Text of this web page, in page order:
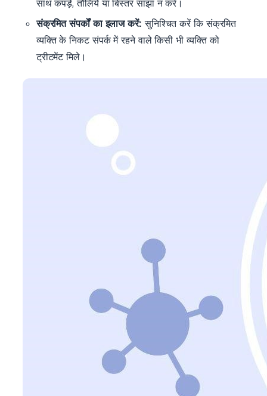
साथ कपड़े, तौलिये या बिस्तर साझा न करें।
संक्रमित संपर्कों का इलाज करें:सुनिश्चित करें कि संक्रमित
व्यक्ति के निकट संपर्क में रहने वाले किसी भी व्यक्ति को
ट्रीटमेंट मिले।